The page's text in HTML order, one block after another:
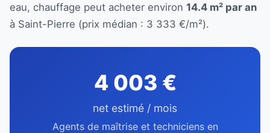
eau, chauffage peut acheter environ 14.4 m² par an
à Saint-Pierre (prix médian : 3 333 €/m²).
4 003 €
net estimé / mois
Agents de maîtrise et techniciens en